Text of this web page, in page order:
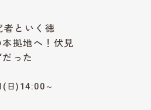
者といく徳
本拠地へ！伏見
った
(日)14:00～